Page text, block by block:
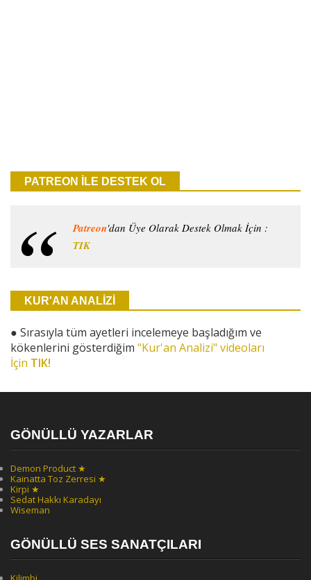
PATREON İLE DESTEK OL
Patreon'dan Üye Olarak Destek Olmak İçin :
TIK
KUR'AN ANALİZİ
● Sırasıyla tüm ayetleri incelemeye başladığım ve
kökenlerini gösterdiğim "Kur'an Analizi" videoları
İçin TIK!
GÖNÜLLÜ YAZARLAR
Demon Product ★
Kainatta Toz Zerresi ★
Kirpi ★
Sedat Hakkı Karadayı
Wiseman
GÖNÜLLÜ SES SANATÇILARI